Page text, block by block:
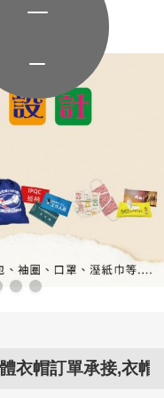
承接,衣帽問題交給